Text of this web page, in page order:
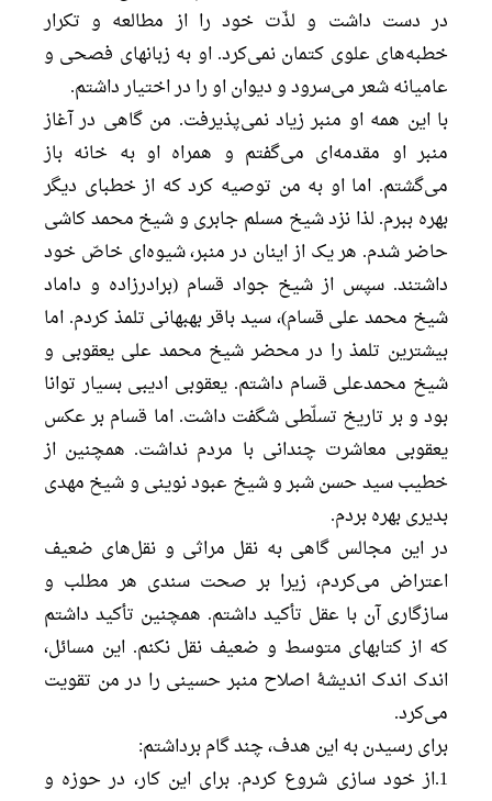
در دست داشت و لذّت خود را از مطالعه و تکرار
خطبه‌های علوی کتمان نمی‌کرد. او به زبانهای فصحی و
عامیانه شعر می‌سرود و دیوان او را در اختیار داشتم.
با این همه او منبر زیاد نمی‌پذیرفت. من گاهی در آغاز
منبر او مقدمه‌ای می‌گفتم و همراه او به خانه باز
می‌گشتم. اما او به من توصیه کرد که از خطبای دیگر
بهره ببرم. لذا نزد شیخ مسلم جابری و شیخ محمد کاشی
حاضر شدم. هر یک از اینان در منبر، شیوه‌ای خاصّ خود
داشتند. سپس از شیخ جواد قسام (برادرزاده و داماد
شیخ محمد علی قسام)، سید باقر بهبهانی تلمذ کردم. اما
بیشترین تلمذ را در محضر شیخ محمد علی یعقوبی و
شیخ محمدعلی قسام داشتم. یعقوبی ادیبی بسیار توانا
بود و بر تاریخ تسلّطی شگفت داشت. اما قسام بر عکس
یعقوبی معاشرت چندانی با مردم نداشت. همچنین از
خطیب سید حسن شبر و شیخ عبود نوینی و شیخ مهدی
بدیری بهره بردم.
در این مجالس گاهی به نقل مراثی و نقل‌های ضعیف
اعتراض می‌کردم، زیرا بر صحت سندی هر مطلب و
سازگاری آن با عقل تأکید داشتم. همچنین تأکید داشتم
که از کتابهای متوسط و ضعیف نقل نکنم. این مسائل،
اندک اندک اندیشۀ اصلاح منبر حسینی را در من تقویت
می‌کرد.
برای رسیدن به این هدف، چند گام برداشتم:
1.از خود سازی شروع کردم. برای این کار، در حوزه و